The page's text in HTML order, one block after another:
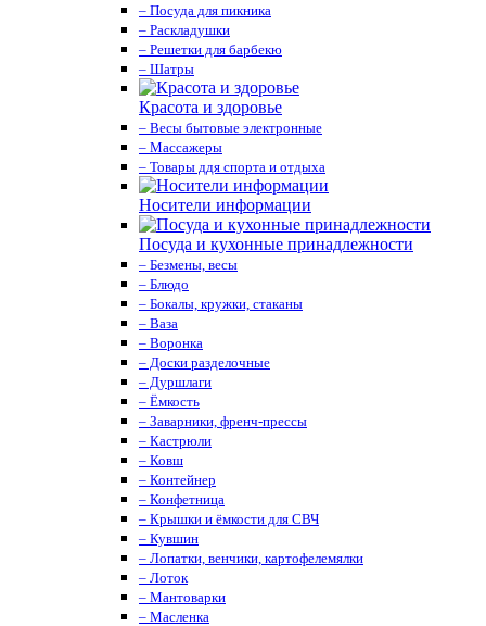
– Посуда для пикника
– Раскладушки
– Решетки для барбекю
– Шатры
Красота и здоровье
– Весы бытовые электронные
– Массажеры
– Товары ддя спорта и отдыха
Носители информации
Посуда и кухонные принадлежности
– Безмены, весы
– Блюдо
– Бокалы, кружки, стаканы
– Ваза
– Воронка
– Доски разделочные
– Дуршлаги
– Ёмкость
– Заварники, френч-прессы
– Кастрюли
– Ковш
– Контейнер
– Конфетница
– Крышки и ёмкости для СВЧ
– Кувшин
– Лопатки, венчики, картофелемялки
– Лоток
– Мантоварки
– Масленка